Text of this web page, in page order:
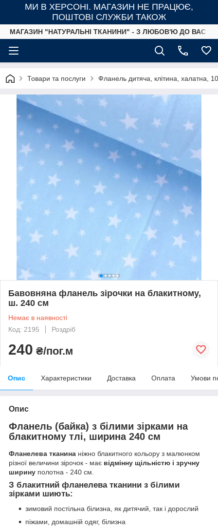
МИ В ХЕРСОНІ. МАГАЗИН НЕ ПРАЦЮЄ,
ПОШТОВІ СЛУЖБИ ТАКОЖ
МАГАЗИН "НАТУРАЛЬНІ ТКАНИНИ" - З ЛЮБОВ'Ю ДО ВАС
Товари та послуги Фланель дитяча, клітина, халатна,
Бавовняна фланель зірочки на блакитному,
ш. 240 см
Немає в наявності
Код: 2195
Роздріб
240 ₴/пог.м
Опис Характеристики Доставка Оплата Умови
Опис
Фланель (байка) з білими зірками на
блакитному тлі, ширина 240 см
Фланелева тканина ніжно блакитного кольору з малюнком
різної величини зірочок - має відмінну щільністю і зручну
ширину полотна - 240 см.
З блакитний фланелева тканини з білими
зірками шиють:
зимовий постільна білизна, як дитячий, так і дорослий
піжами, домашній одяг, білизна